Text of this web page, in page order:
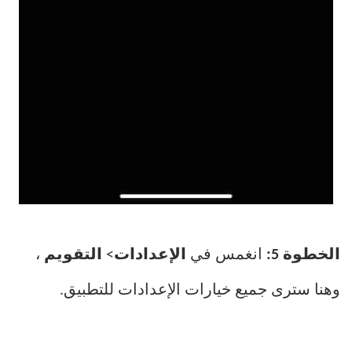
الخطوة 5: انغمس في الإعدادات> التقويم ،
وهنا سترى جميع خيارات الإعدادات للتطبيق.